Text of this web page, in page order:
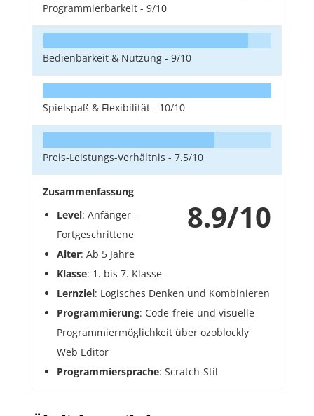
Programmierbarkeit - 9/10
Bedienbarkeit & Nutzung - 9/10
Spielspaß & Flexibilität - 10/10
Preis-Leistungs-Verhältnis - 7.5/10
8.9/10
Zusammenfassung
Level: Anfänger –
Fortgeschrittene
Alter: Ab 5 Jahre
Klasse: 1. bis 7. Klasse
Lernziel: Logisches Denken und Kombinieren
Programmierung: Code-freie und visuelle
Programmiermöglichkeit über ozoblockly
Web Editor
Programmiersprache: Scratch-Stil